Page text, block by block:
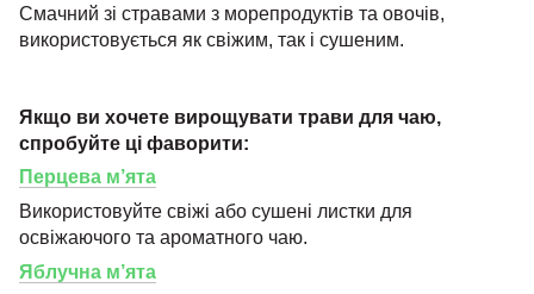
Смачний зі стравами з морепродуктів та овочів,
використовується як свіжим, так і сушеним.
Якщо ви хочете вирощувати трави для чаю,
спробуйте ці фаворити:
Перцева м’ята
Використовуйте свіжі або сушені листки для
освіжаючого та ароматного чаю.
Яблучна м’ята